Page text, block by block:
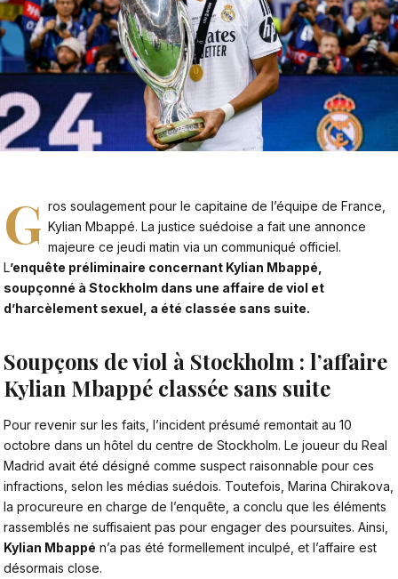
G ros soulagement pour le capitaine de l’équipe de France,
Kylian Mbappé. La justice suédoise a fait une annonce
majeure ce jeudi matin via un communiqué officiel.
L’enquête préliminaire concernant Kylian Mbappé,
soupçonné à Stockholm dans une affaire de viol et
d’harcèlement sexuel, a été classée sans suite.
Soupçons de viol à Stockholm : l’affaire
Kylian Mbappé classée sans suite
Pour revenir sur les faits, l’incident présumé remontait au 10
octobre dans un hôtel du centre de Stockholm. Le joueur du Real
Madrid avait été désigné comme suspect raisonnable pour ces
infractions , selon les médias suédois. Toutefois, Marina Chirakova,
la procureure en charge de l’enquête, a conclu que les éléments
rassemblés ne suffisaient pas pour engager des poursuites. Ainsi,
Kylian Mbappé n’a pas été formellement inculpé, et l’affaire est
désormais close.